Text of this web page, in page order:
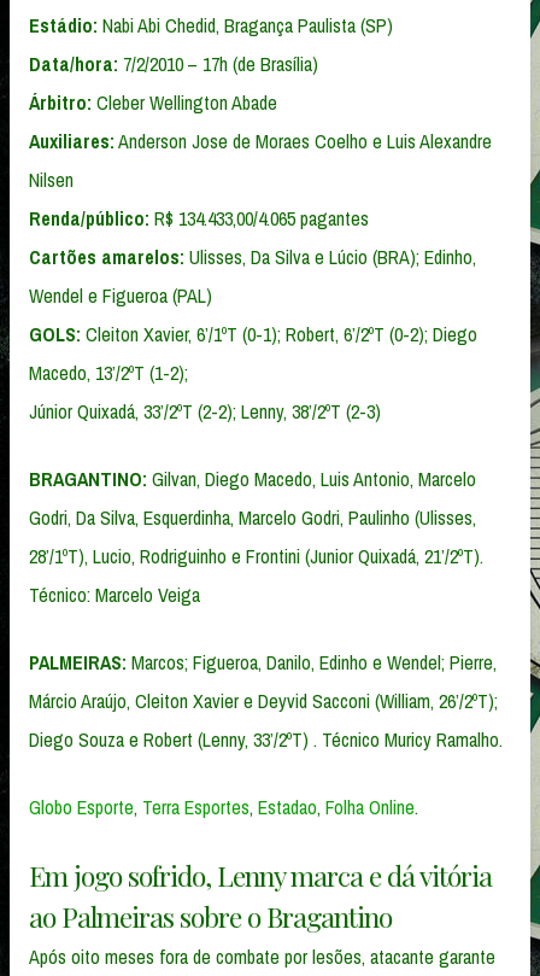
Estádio: Nabi Abi Chedid, Bragança Paulista (SP)
Data/hora: 7/2/2010 – 17h (de Brasília)
Árbitro: Cleber Wellington Abade
Auxiliares:Anderson Jose de Moraes Coelho e Luis Alexandre
Nilsen
Renda/público: R$ 134.433,00/4.065 pagantes
Cartões amarelos: Ulisses, Da Silva e Lúcio (BRA); Edinho,
Wendel e Figueroa (PAL)
GOLS: Cleiton Xavier, 6’/1ºT (0-1); Robert, 6’/2ºT (0-2); Diego
Macedo, 13’/2ºT (1-2);
Júnior Quixadá, 33’/2ºT (2-2); Lenny, 38’/2ºT (2-3)
BRAGANTINO: Gilvan, Diego Macedo, Luis Antonio, Marcelo
Godri, Da Silva, Esquerdinha, Marcelo Godri, Paulinho (Ulisses,
28’/1ºT), Lucio, Rodriguinho e Frontini (Junior Quixadá, 21’/2ºT).
Técnico: Marcelo Veiga
PALMEIRAS: Marcos; Figueroa, Danilo, Edinho e Wendel; Pierre,
Márcio Araújo, Cleiton Xavier e Deyvid Sacconi (William, 26’/2ºT);
Diego Souza e Robert (Lenny, 33’/2ºT) . Técnico Muricy Ramalho.
Globo Esporte, Terra Esportes, Estadao, Folha Online.
Em jogo sofrido, Lenny marca e dá vitória
ao Palmeiras sobre o Bragantino
Após oito meses fora de combate por lesões, atacante garante